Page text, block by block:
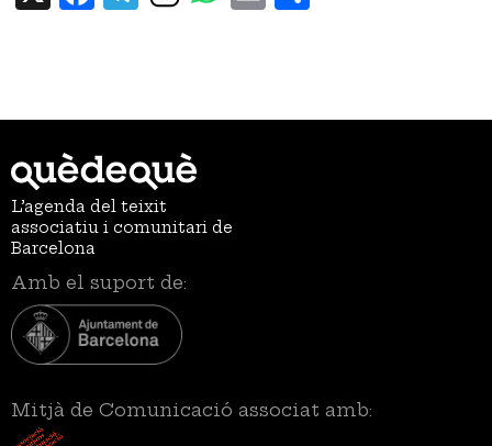
L’agenda del teixit
associatiu i comunitari de
Barcelona
Amb el suport de:
Mitjà de Comunicació associat amb: